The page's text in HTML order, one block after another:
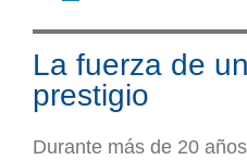
La fuerza de
prestigio
Durante más de 20